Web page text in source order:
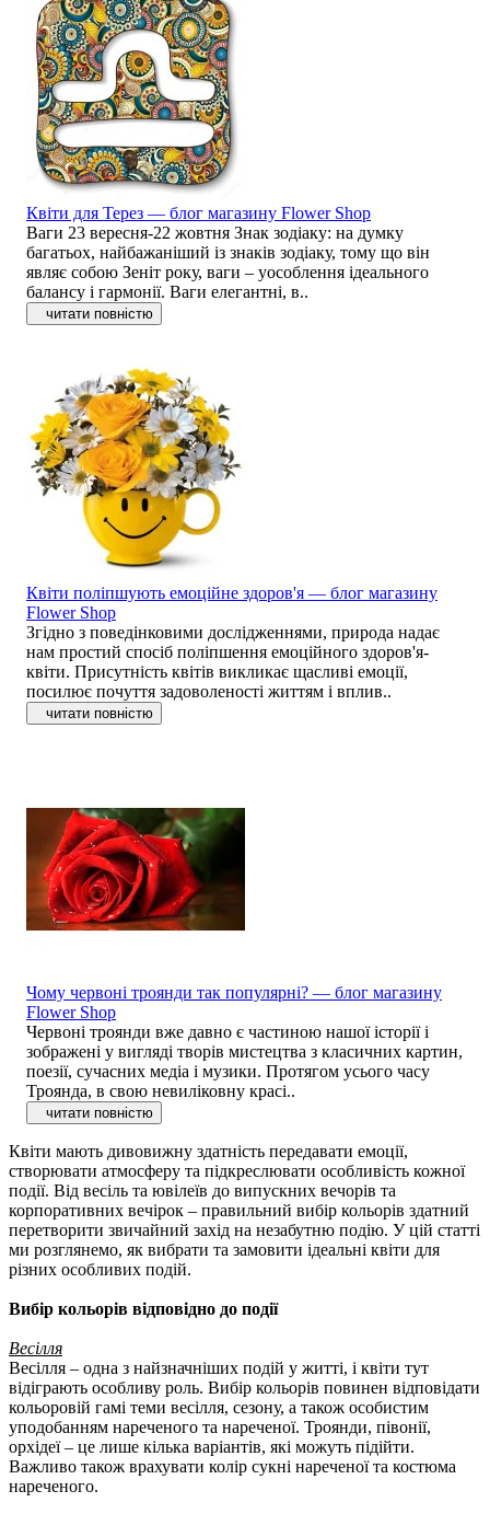
Квіти для Терез — блог магазину Flower Shop
Ваги 23 вересня-22 жовтня Знак зодіаку: на думку
багатьох, найбажаніший із знаків зодіаку, тому що він
являє собою Зеніт року, ваги – уособлення ідеального
балансу і гармонії. Ваги елегантні, в..
читати повністю
Квіти поліпшують емоційне здоров'я — блог магазину
Flower Shop
Згідно з поведінковими дослідженнями, природа надає
нам простий спосіб поліпшення емоційного здоров'я-
квіти. Присутність квітів викликає щасливі емоції,
посилює почуття задоволеності життям і вплив..
читати повністю
Чому червоні троянди так популярні? — блог магазину
Flower Shop
Червоні троянди вже давно є частиною нашої історії і
зображені у вигляді творів мистецтва з класичних картин,
поезії, сучасних медіа і музики. Протягом усього часу
Троянда, в свою невиліковну красі..
читати повністю
Квіти мають дивовижну здатність передавати емоції,
створювати атмосферу та підкреслювати особливість кожної
події. Від весіль та ювілеїв до випускних вечорів та
корпоративних вечірок – правильний вибір кольорів здатний
перетворити звичайний захід на незабутню подію. У цій статті
ми розглянемо, як вибрати та замовити ідеальні квіти для
різних особливих подій.
Вибір кольорів відповідно до події
Весілля
Весілля – одна з найзначніших подій у житті, і квіти тут
відіграють особливу роль. Вибір кольорів повинен відповідати
кольоровій гамі теми весілля, сезону, а також особистим
уподобанням нареченого та нареченої. Троянди, півонії,
орхідеї – це лише кілька варіантів, які можуть підійти.
Важливо також врахувати колір сукні нареченої та костюма
нареченого.